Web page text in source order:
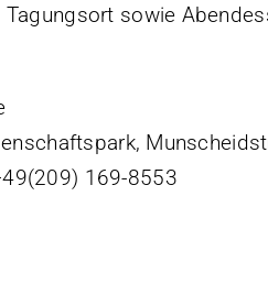
sowie
169-8553